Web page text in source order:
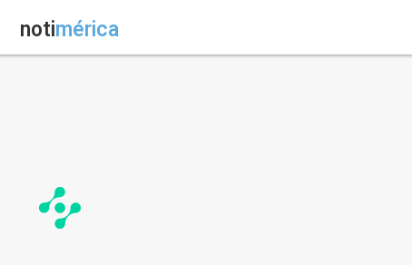
notimérica